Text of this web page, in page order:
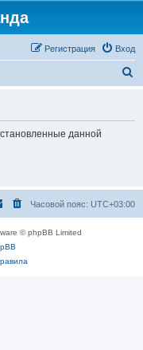
Вход
Регистрация
данной
Часовой пояс: UTC+03:00
© phpBB Limited